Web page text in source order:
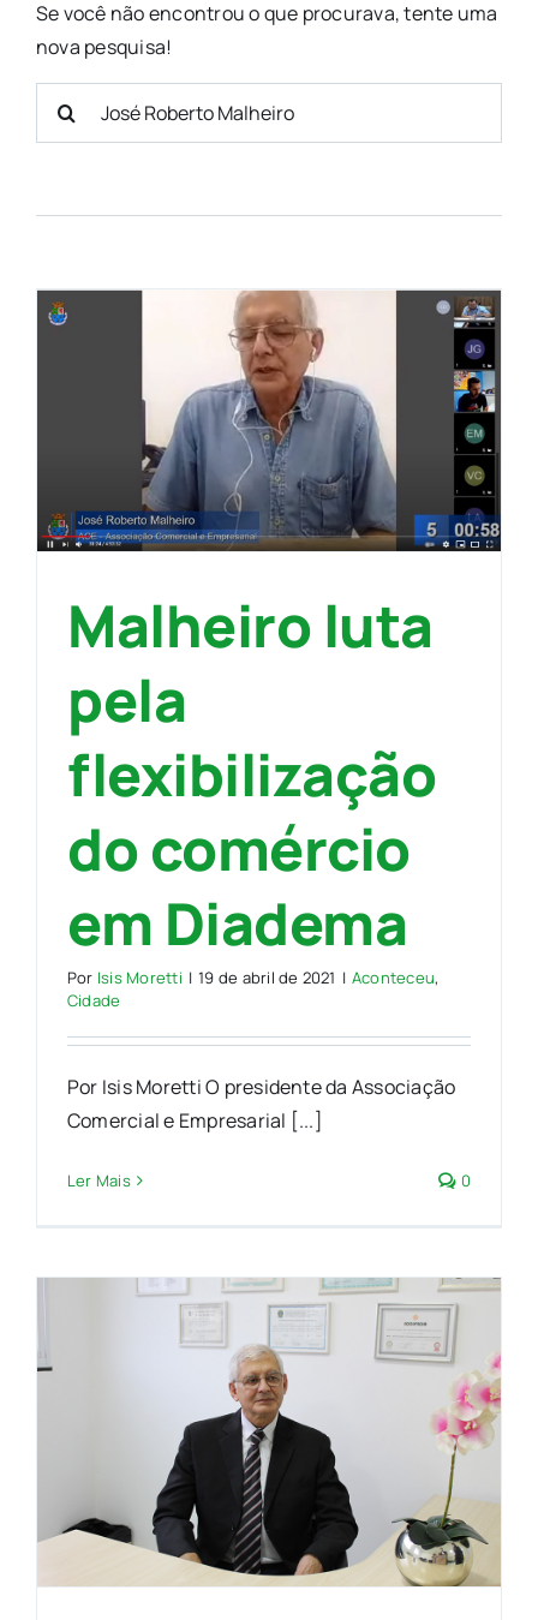
Se você não encontrou o que procurava, tente uma
nova pesquisa!
Malheiro luta
pela
flexibilização
do comércio
em Diadema
Por Isis Moretti | 19 de abril de 2021 | Aconteceu,
Cidade
Por Isis Moretti O presidente da Associação
Comercial e Empresarial [...]
Ler Mais 0